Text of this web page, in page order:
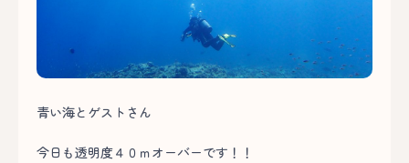
青い海とゲストさん
今日も透明度４０ｍオーバーです！！